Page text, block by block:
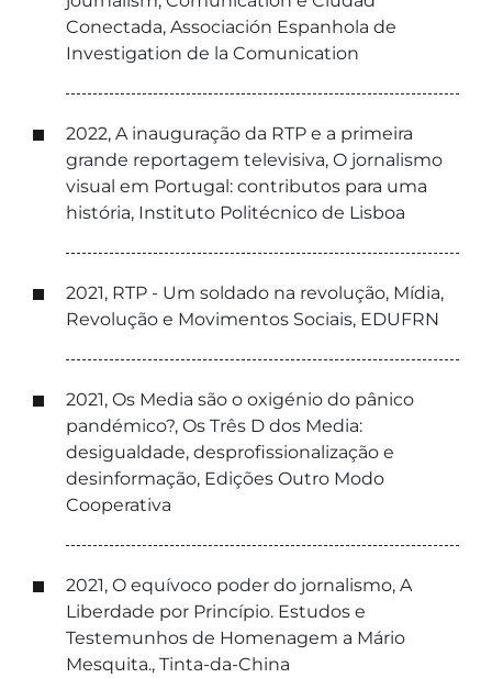
Conectada, Associación Espanhola de
Investigation de la Comunication
2022, A inauguração da RTP e a primeira
grande reportagem televisiva, O jornalismo
visual em Portugal: contributos para uma
história, Instituto Politécnico de Lisboa
2021, RTP - Um soldado na revolução, Mídia,
Revolução e Movimentos Sociais, EDUFRN
2021, Os Media são o oxigénio do pânico
pandémico?, Os Três D dos Media:
desigualdade, desprofissionalização e
desinformação, Edições Outro Modo
Cooperativa
2021, O equívoco poder do jornalismo, A
Liberdade por Princípio. Estudos e
Testemunhos de Homenagem a Mário
Mesquita., Tinta-da-China